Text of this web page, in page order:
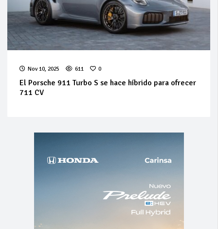
Nov 10, 2025 611 0
El Porsche 911 Turbo S se hace híbrido para ofrecer
711 CV